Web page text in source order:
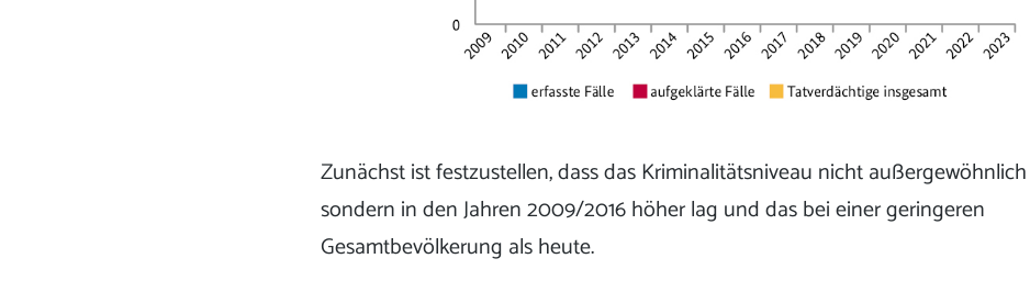
Zunächst ist festzustellen, dass das Kriminalitätsniveau nicht
sondern in den Jahren 2009/2016 höher lag und das bei einer geringeren
Gesamtbevölkerung als heute.